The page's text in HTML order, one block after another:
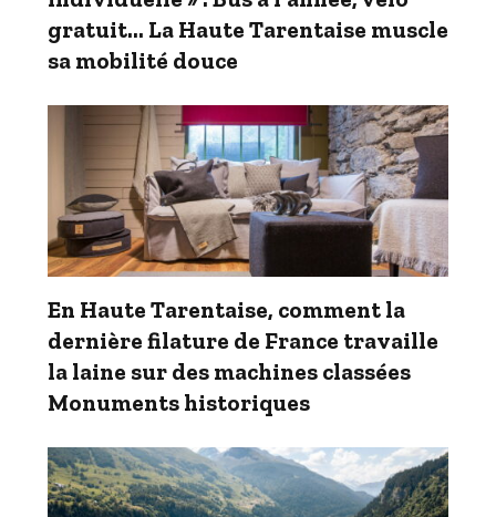
gratuit… La Haute Tarentaise muscle
sa mobilité douce
En Haute Tarentaise, comment la
dernière filature de France travaille
la laine sur des machines classées
Monuments historiques